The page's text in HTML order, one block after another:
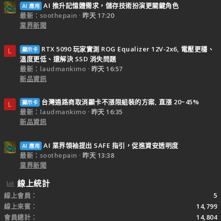
AI 應用 AI 推升記憶體需求，儲存技術扮演更關鍵角色
最新：soothepain
昨天 17:20
業界新聞
L 顯示卡
RTX 5090 玩家實測 ROG Equalizer 12V-2x6, 電壓更穩、
溫度更低、還解決 SSD 消失問題
最新：laudmankimo
昨天 16:57
新品資訊
L 顯示卡
台灣通路商取消顯卡不漲限組裝的方案, 直漲 20~45%
最新：laudmankimo
昨天 16:35
新品資訊
AI 應用 AI 業界領袖提出 SAFE 指引，促進資安透明度
最新：soothepain
昨天 13:38
業界新聞
線上統計
線上會員
5
線上來賓
14,799
會員總計
14,804